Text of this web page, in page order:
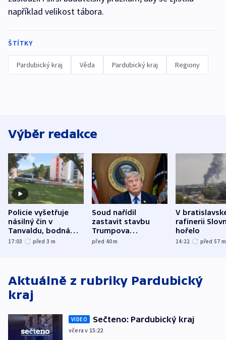
například velikost tábora.
ŠTÍTKY
Pardubický kraj Věda Pardubický kraj Regiony
Výběr redakce
Policie vyšetřuje
násilný čin v
Tanvaldu, bodná
zranění při něm
17:03 před 3 m
Soud nařídil
zastavit stavbu
Trumpova
tanečního sálu
před 40m
V
rafinerii
hořelo
14:22 před 57 m
Aktuálně z rubriky Pardubický
kraj
VIDEO Sečteno: Pardubický kraj
včera v 15:22